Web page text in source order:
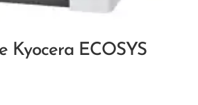
Kyocera ECOSYS